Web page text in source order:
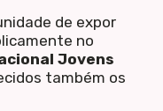
de expor
no
Jovens
também os